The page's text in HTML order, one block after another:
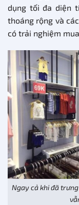
dụng tối đa diện
thoáng rộng và
có trải nghiệm
Ngay cả khi đã